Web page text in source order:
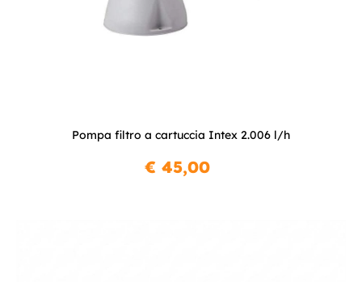
Pompa filtro a cartuccia Intex 2.006 l/h
€ 45,00